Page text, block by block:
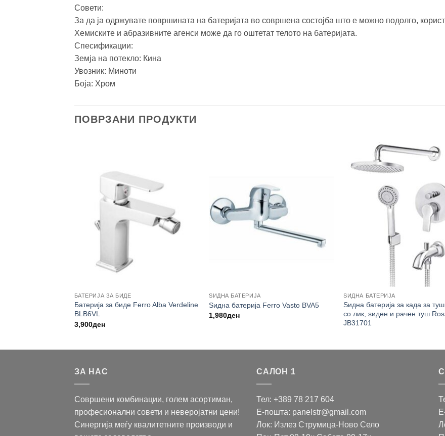
Совети:
За да ја одржувате површината на батеријата во совршена состојба што е можно подолго,
Хемиските и абразивните агенси може да го оштетат телото на батеријата.
Спесификации:
Земја на потекло: Кина
Увозник: Миноти
Боја: Хром
ПОВРЗАНИ ПРОДУКТИ
БАТЕРИЈА ЗА БИДЕ
Батерија за биде Ferro Alba Verdeline
BLB6VL
3,900ден
ЅИДНА БАТЕРИЈА
Ѕидна батерија Ferro Vasto BVA5
1,980ден
ЅИДНА БАТЕРИЈА
Ѕидна батерија за када за
со лик, ѕиден и рачен туш
JB31701
ЗА НАС
Совршени комбинации, голем асортиман,
професионални совети и неверојатни цени!
Синергија меѓу квалитетните производи и
САЛОН 1
Тел: +389 78 217 604
Е-пошта: panelstr@gmail.com
Лок: Излез Струмица-Ново Село